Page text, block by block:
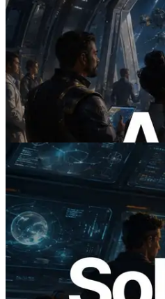
2026.07.04
ERPC เปิดตัว Solana
— ยุคที่ AI Agent จ่าย
แบบ On Demand
อ่านบทความนี้